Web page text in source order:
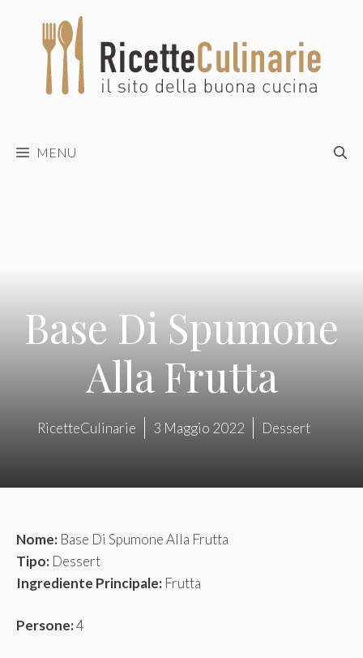
contenuto
MENU
Base Di Spumone
Alla Frutta
RicetteCulinarie 3 Maggio 2022 Dessert
Nome: Base Di Spumone Alla Frutta
Tipo: Dessert
Ingrediente Principale: Frutta
Persone:4